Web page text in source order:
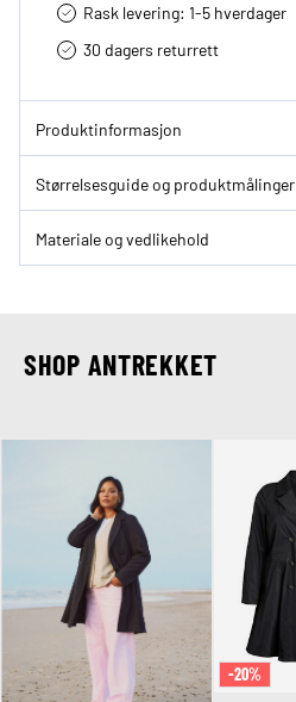
Rask levering: 1-5 hverdager
30 dagers returrett
Produktinformasjon
Størrelsesguide og produktmålinger
Materiale og vedlikehold
SHOP ANTREKKET
-20%